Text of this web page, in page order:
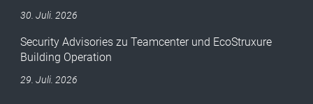
30. Juli. 2026
Security Advisories zu Teamcenter und EcoStruxure
Building Operation
29. Juli. 2026